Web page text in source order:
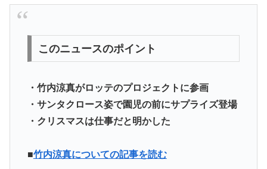
このニュースのポイント
・竹内涼真がロッテのプロジェクトに参画
・サンタクロース姿で園児の前にサプライズ登場
・クリスマスは仕事だと明かした
■竹内涼真についての記事を読む